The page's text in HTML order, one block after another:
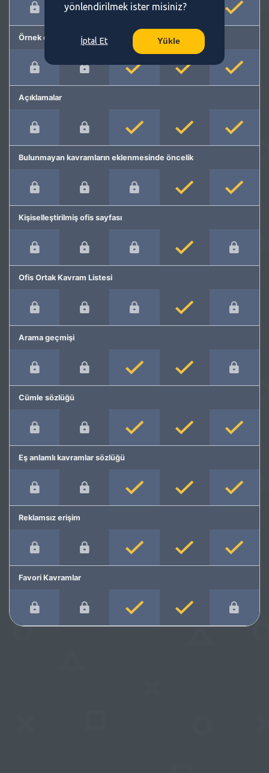
Örnek cümleler
Açıklamalar
Bulunmayan kavramların eklenmesinde öncelik
Kişiselleştirilmiş ofis sayfası
Ofis Ortak Kavram Listesi
Arama geçmişi
Cümle sözlüğü
Eş anlamlı kavramlar sözlüğü
Reklamsız erişim
Favori Kavramlar
yönlendirilmek ister misiniz?
İptal Et Yükle